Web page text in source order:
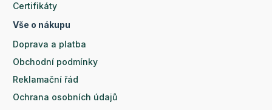
Certifikáty
Vše o nákupu
Doprava a platba
Obchodní podmínky
Reklamační řád
Ochrana osobních údajů